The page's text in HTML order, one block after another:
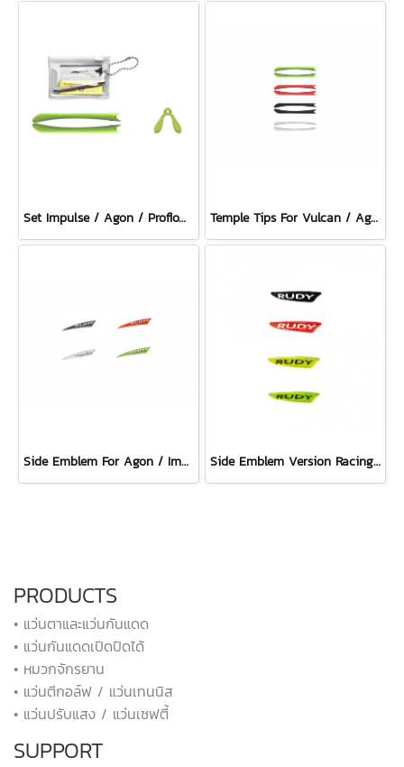
Set Impulse / Agon / Proflow Lime Temple Tips For Vulcan / Agon / Impulse / Intuition
Side Emblem For Agon / Impulse Side Emblem Version Racing Pro For Agon
PRODUCTS
• แว่นตาและแว่นกันแดด
• แว่นกันแดดเปิดปิดได้
• หมวกจักรยาน
• แว่นตีกอล์ฟ / แว่นเทนนิส
• แว่นปรับแสง / แว่นเซฟตี้
SUPPORT